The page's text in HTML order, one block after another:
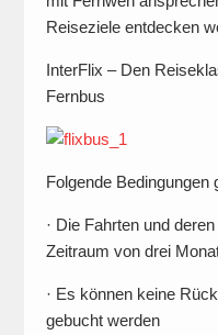
Reiseziele entdecken
InterFlix – Den
Fernbus
Folgende Bedingungen
· Die Fahrten und
Zeitraum von drei
· Es können keine
gebucht werden